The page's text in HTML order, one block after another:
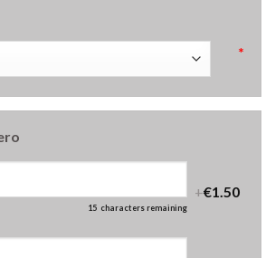
*
15 characters remaining
+€1.50